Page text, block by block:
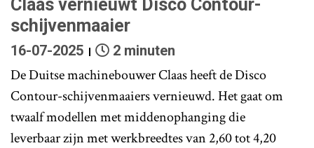
Claas vernieuwt Disco Contour-
schijvenmaaier
16-07-2025 2 minuten
De Duitse machinebouwer Claas heeft de Disco
Contour-schijvenmaaiers vernieuwd. Het gaat om
twaalf modellen met middenophanging die
leverbaar zijn met werkbreedtes van 2,60 tot 4,20